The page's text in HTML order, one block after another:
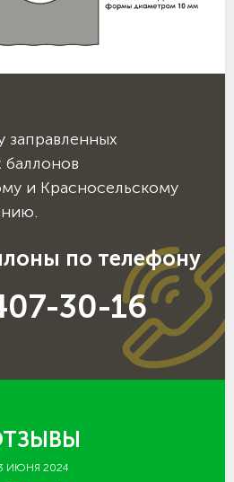
заправленных
баллонов
и Красносельскому
по телефону
30-16
ИЮНЯ 2024